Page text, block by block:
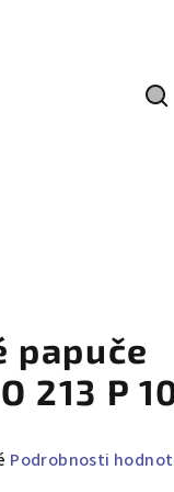
papuče
213 P
Podrobnosti